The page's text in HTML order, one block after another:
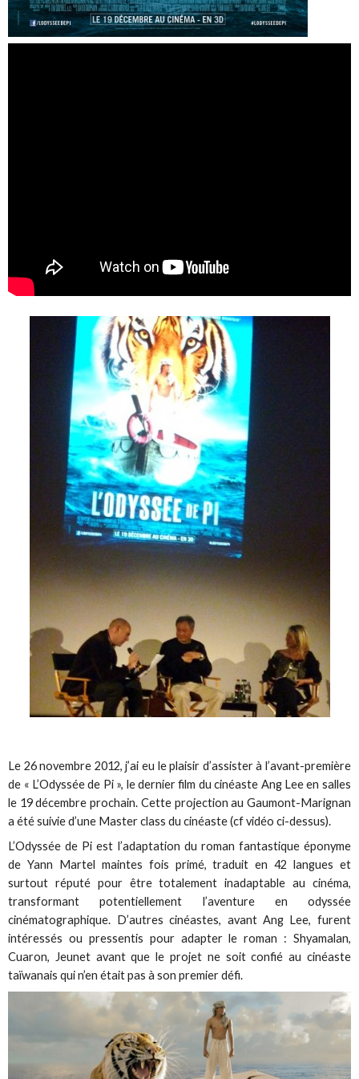
Le 26 novembre 2012, j’ai eu le plaisir d’assister à l’avant-première
de « L’Odyssée de Pi », le dernier film du cinéaste Ang Lee en salles
le 19 décembre prochain. Cette projection au Gaumont-Marignan
a été suivie d’une Master class du cinéaste (cf vidéo ci-dessus).
L’Odyssée de Pi est l’adaptation du roman fantastique éponyme
de Yann Martel maintes fois primé, traduit en 42 langues et
surtout réputé pour être totalement inadaptable au cinéma,
transformant potentiellement l’aventure en odyssée
cinématographique. D’autres cinéastes, avant Ang Lee, furent
intéressés ou pressentis pour adapter le roman : Shyamalan,
Cuaron, Jeunet avant que le projet ne soit confié au cinéaste
taïwanais qui n’en était pas à son premier défi.